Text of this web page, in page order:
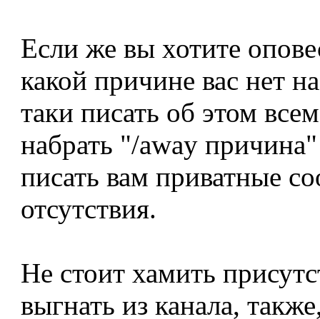
Если же вы хотите
какой причине вас нет
таки писать об этом
набрать "/away
писать вам приватные
отсутствия.
Не стоит хамить
выгнать из канала,